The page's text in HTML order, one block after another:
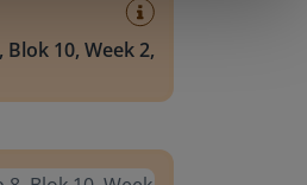
Blok 10, Week 2,